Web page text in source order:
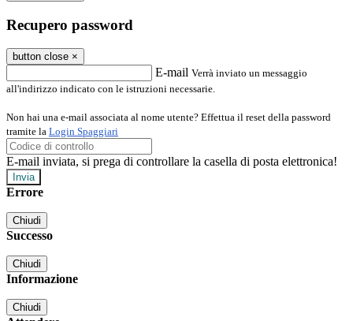
Recupero password
button close ×
E-mail Verrà inviato un messaggio
all'indirizzo indicato con le istruzioni necessarie.
Non hai una e-mail associata al nome utente? Effettua il reset della password
tramite la Login Spaggiari
E-mail inviata, si prega di controllare la casella di posta elettronica!
Errore
Chiudi
Successo
Chiudi
Informazione
Chiudi